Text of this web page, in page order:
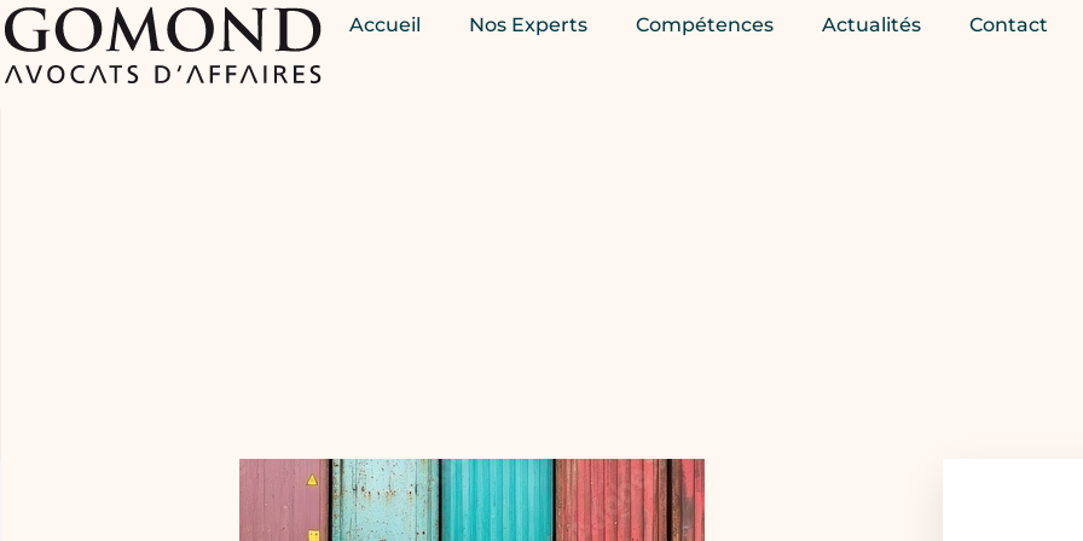
Accueil Nos Experts Compétences Actualités Contact